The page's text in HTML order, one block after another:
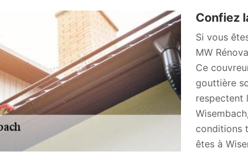
Confiez
Si vous
MW
Ce
gouttière
respectent
conditions
êtes à